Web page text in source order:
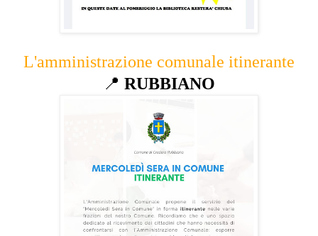
L'amministrazione comunale itinerante
📍 RUBBIANO